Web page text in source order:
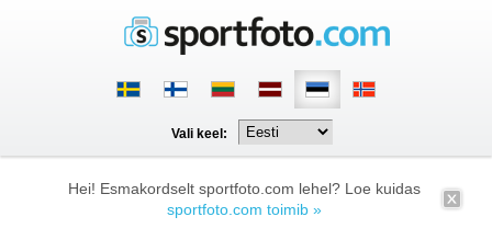
Vali keel:
Hei! Esmakordselt sportfoto.com lehel? Loe kuidas
sportfoto.com toimib »